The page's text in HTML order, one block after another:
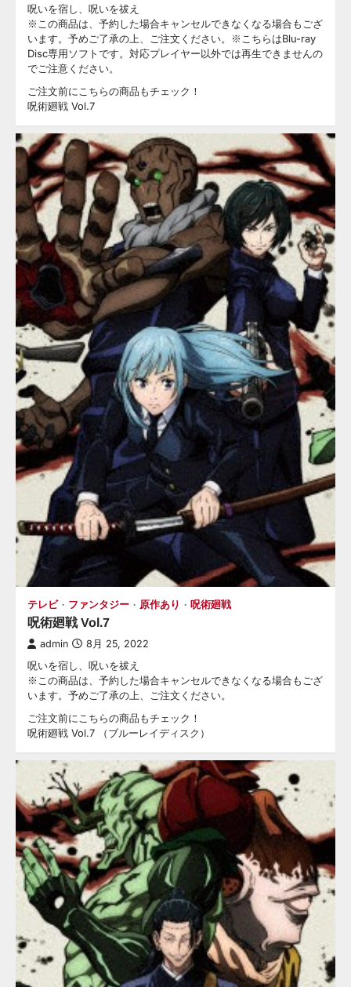
呪いを宿し、呪いを祓え
※この商品は、予約した場合キャンセルできなくなる場合もござ
います。予めご了承の上、ご注文ください。※こちらはBlu-ray
Disc専用ソフトです。対応プレイヤー以外では再生できませんの
でご注意ください。
ご注文前にこちらの商品もチェック！
呪術廻戦 Vol.7
テレビ ファンタジー 原作あり 呪術廻戦
呪術廻戦 Vol.7
admin 8月 25, 2022
呪いを宿し、呪いを祓え
※この商品は、予約した場合キャンセルできなくなる場合もござ
います。予めご了承の上、ご注文ください。
ご注文前にこちらの商品もチェック！
呪術廻戦 Vol.7 （ブルーレイディスク）